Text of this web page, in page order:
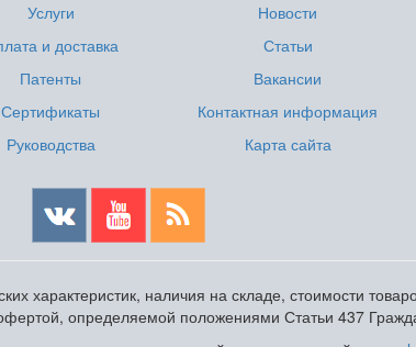
Услуги
и доставка
Патенты
Сертификаты
Руководства
Новости
Статьи
Вакансии
Контактная информация
Карта сайта
характеристик, наличия на складе, стоимости
определяемой положениями Статьи 437